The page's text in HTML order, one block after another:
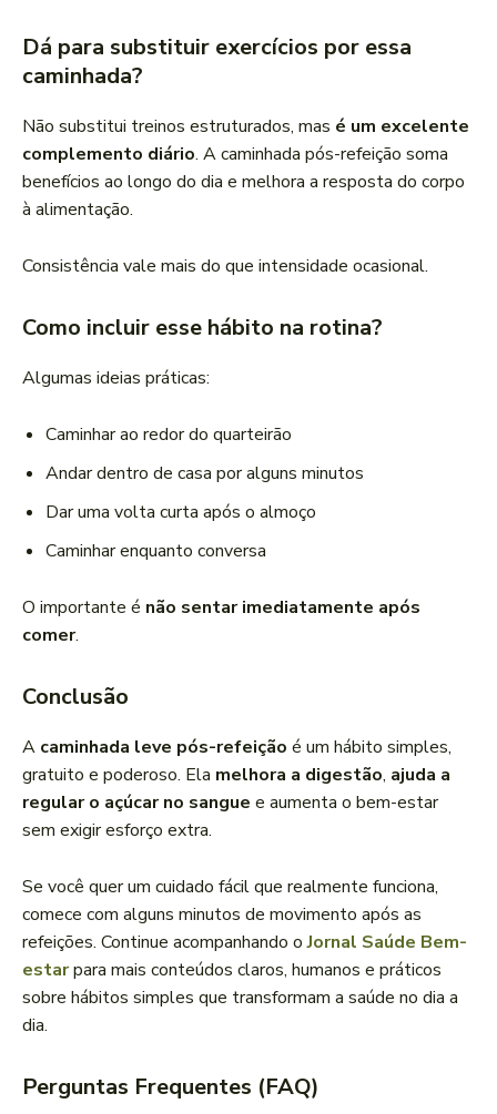
Dá para substituir exercícios por essa
caminhada?
Não substitui treinos estruturados, mas é um excelente
complemento diário. A caminhada pós-refeição soma
benefícios ao longo do dia e melhora a resposta do corpo
à alimentação.
Consistência vale mais do que intensidade ocasional.
Como incluir esse hábito na rotina?
Algumas ideias práticas:
Caminhar ao redor do quarteirão
Andar dentro de casa por alguns minutos
Dar uma volta curta após o almoço
Caminhar enquanto conversa
O importante é não sentar imediatamente após
comer.
Conclusão
A caminhada leve pós-refeição é um hábito simples,
gratuito e poderoso. Ela melhora a digestão, ajuda a
regular o açúcar no sangue e aumenta o bem-estar
sem exigir esforço extra.
Se você quer um cuidado fácil que realmente funciona,
comece com alguns minutos de movimento após as
refeições. Continue acompanhando o Jornal Saúde Bem-
estarpara mais conteúdos claros, humanos e práticos
sobre hábitos simples que transformam a saúde no dia a
dia.
Perguntas Frequentes (FAQ)